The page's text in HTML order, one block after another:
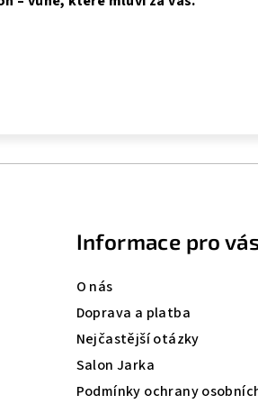
Informace pro
O nás
Doprava a platba
Nejčastější otázky
Salon Jarka
Podmínky ochrany